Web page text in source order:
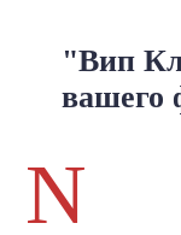
"Вип
вашего
N